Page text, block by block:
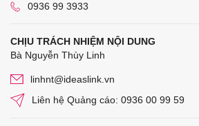
0936 99 3933
CHỊU TRÁCH NHIỆM NỘI DUNG
Bà Nguyễn Thùy Linh
linhnt@ideaslink.vn
Liên hệ Quảng cáo: 0936 00 99 59